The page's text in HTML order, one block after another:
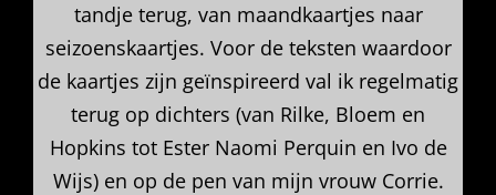
tandje terug, van maand­kaartjes naar
seizoens­­kaartjes. Voor de teksten waardoor
de kaartjes zijn geïnspireerd val ik regel­matig
terug op dichters (van Rilke, Bloem en
Hopkins tot Ester Naomi Perquin en Ivo de
Wijs) en op de pen van mijn vrouw Corrie.